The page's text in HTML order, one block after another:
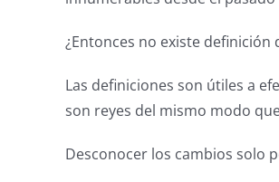
¿Entonces no existe
Las definiciones son útiles a
son reyes del mismo modo
Desconocer los cambios solo